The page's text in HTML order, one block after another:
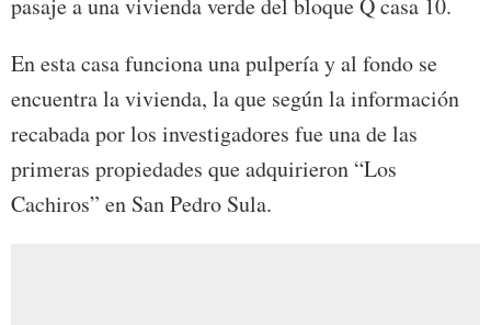
pasaje a una vivienda verde del bloque Q casa 10.
En esta casa funciona una pulpería y al fondo se
encuentra la vivienda, la que según la información
recabada por los investigadores fue una de las
primeras propiedades que adquirieron “Los
Cachiros” en San Pedro Sula.